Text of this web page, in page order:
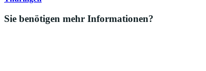
Sie benötigen mehr Informationen?